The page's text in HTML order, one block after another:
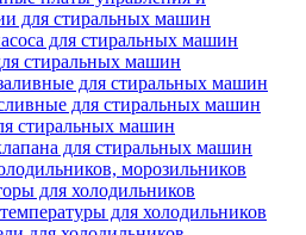
для стиральных машин
для стиральных машин
стиральных машин
для стиральных машин
для стиральных машин
стиральных машин
для стиральных машин
морозильников
для холодильников
для холодильников